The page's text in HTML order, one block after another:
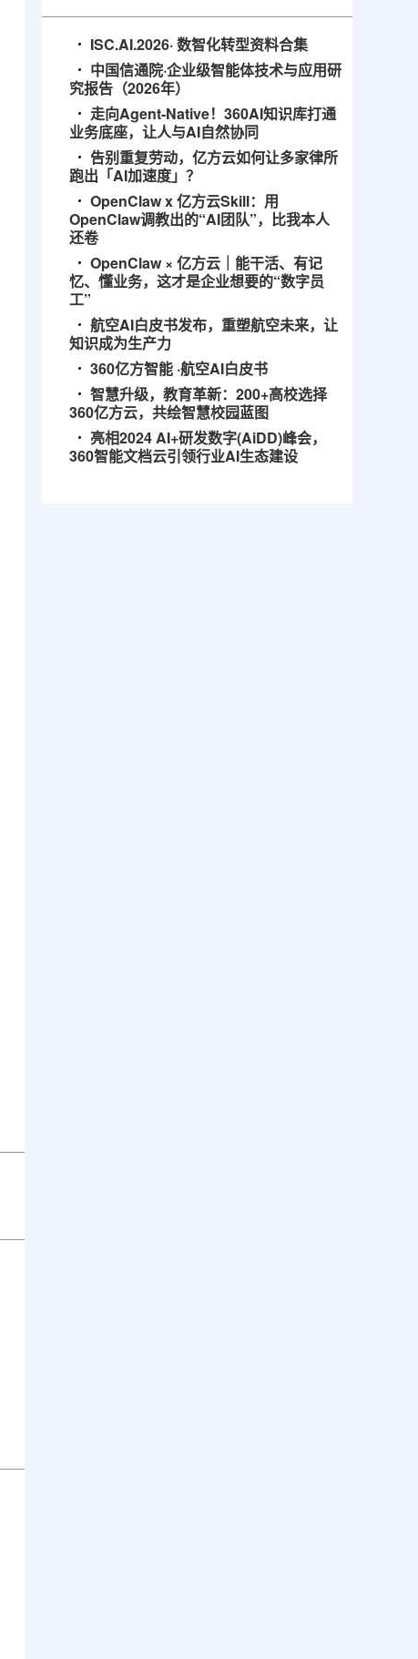
ISC.AI.2026· 数智化转型资料合集
中国信通院·企业级智能体技术与应用研
究报告（2026年）
走向Agent-Native！360AI知识库打通
业务底座，让人与AI自然协同
告别重复劳动，亿方云如何让多家律所
跑出「AI加速度」？
OpenClaw x 亿方云Skill：用
OpenClaw调教出的“AI团队”，比我本人
还卷
OpenClaw × 亿方云｜能干活、有记
忆、懂业务，这才是企业想要的“数字员
工”
航空AI白皮书发布，重塑航空未来，让
知识成为生产力
360亿方智能 ·航空AI白皮书
智慧升级，教育革新：200+高校选择
360亿方云，共绘智慧校园蓝图
亮相2024 AI+研发数字(AiDD)峰会，
360智能文档云引领行业AI生态建设